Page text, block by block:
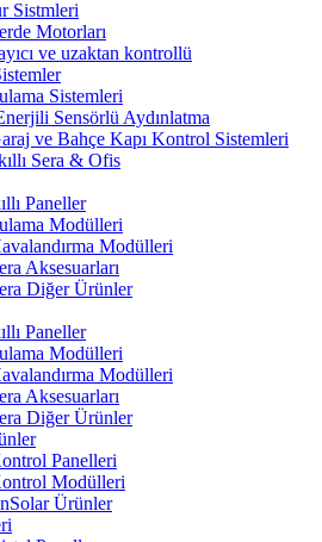
Sistmleri
Motorları
ve uzaktan kontrollü
Sistemleri
Sensörlü Aydınlatma
ve Bahçe Kapı Kontrol Sistemleri
Sera & Ofis
Paneller
Modülleri
Modülleri
Aksesuarları
Diğer Ürünler
Paneller
Modülleri
Modülleri
Aksesuarları
Diğer Ürünler
Panelleri
Modülleri
Solar Ürünler